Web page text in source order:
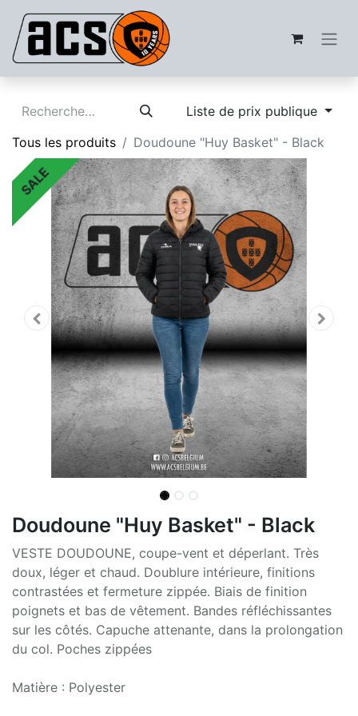
Liste de prix publique
Tous les produits
Doudoune "Huy Basket" - Black
SALE
Doudoune "Huy Basket" - Black
VESTE DOUDOUNE, coupe-vent et déperlant. Très
doux, léger et chaud. Doublure intérieure, finitions
contrastées et fermeture zippée. Biais de finition
poignets et bas de vêtement. Bandes réfléchissantes
sur les côtés. Capuche attenante, dans la prolongation
du col. Poches zippées
Matière : Polyester